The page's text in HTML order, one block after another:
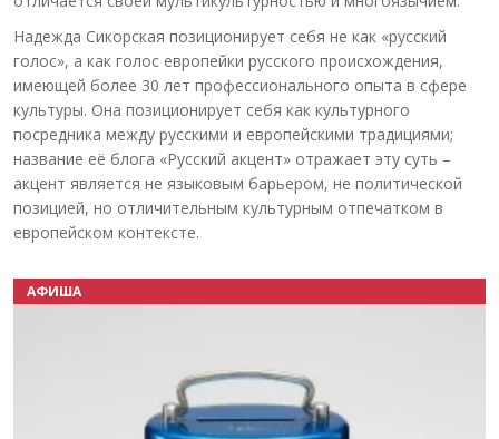
Надежда Сикорская позиционирует себя не как «русский
голос», а как голос европейки русского происхождения,
имеющей более 30 лет профессионального опыта в сфере
культуры. Она позиционирует себя как культурного
посредника между русскими и европейскими традициями;
название её блога «Русский акцент» отражает эту суть –
акцент является не языковым барьером, не политической
позицией, но отличительным культурным отпечатком в
европейском контексте.
АФИША